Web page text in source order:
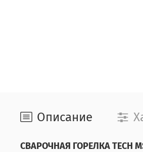
Описание
СВАРОЧНАЯ ГОРЕЛКА TECH